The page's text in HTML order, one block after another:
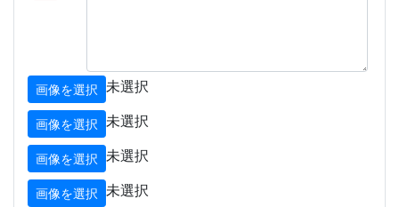
画像を選択 未選択
画像を選択 未選択
画像を選択 未選択
画像を選択 未選択